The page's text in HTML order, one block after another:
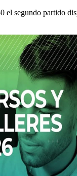
el segundo partido